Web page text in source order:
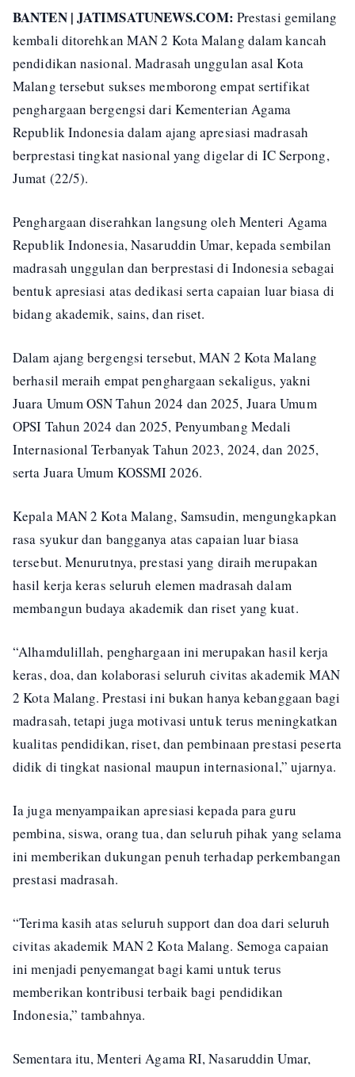
BANTEN | JATIMSATUNEWS.COM: Prestasi gemilang
kembali ditorehkan MAN 2 Kota Malang dalam kancah
pendidikan nasional. Madrasah unggulan asal Kota
Malang tersebut sukses memborong empat sertifikat
penghargaan bergengsi dari Kementerian Agama
Republik Indonesia dalam ajang apresiasi madrasah
berprestasi tingkat nasional yang digelar di IC Serpong,
Jumat (22/5).
Penghargaan diserahkan langsung oleh Menteri Agama
Republik Indonesia, Nasaruddin Umar, kepada sembilan
madrasah unggulan dan berprestasi di Indonesia sebagai
bentuk apresiasi atas dedikasi serta capaian luar biasa di
bidang akademik, sains, dan riset.
Dalam ajang bergengsi tersebut, MAN 2 Kota Malang
berhasil meraih empat penghargaan sekaligus, yakni
Juara Umum OSN Tahun 2024 dan 2025, Juara Umum
OPSI Tahun 2024 dan 2025, Penyumbang Medali
Internasional Terbanyak Tahun 2023, 2024, dan 2025,
serta Juara Umum KOSSMI 2026.
Kepala MAN 2 Kota Malang, Samsudin, mengungkapkan
rasa syukur dan bangganya atas capaian luar biasa
tersebut. Menurutnya, prestasi yang diraih merupakan
hasil kerja keras seluruh elemen madrasah dalam
membangun budaya akademik dan riset yang kuat.
“Alhamdulillah, penghargaan ini merupakan hasil kerja
keras, doa, dan kolaborasi seluruh civitas akademik MAN
2 Kota Malang. Prestasi ini bukan hanya kebanggaan bagi
madrasah, tetapi juga motivasi untuk terus meningkatkan
kualitas pendidikan, riset, dan pembinaan prestasi peserta
didik di tingkat nasional maupun internasional,” ujarnya.
Ia juga menyampaikan apresiasi kepada para guru
pembina, siswa, orang tua, dan seluruh pihak yang selama
ini memberikan dukungan penuh terhadap perkembangan
prestasi madrasah.
“Terima kasih atas seluruh support dan doa dari seluruh
civitas akademik MAN 2 Kota Malang. Semoga capaian
ini menjadi penyemangat bagi kami untuk terus
memberikan kontribusi terbaik bagi pendidikan
Indonesia,” tambahnya.
Sementara itu, Menteri Agama RI, Nasaruddin Umar,